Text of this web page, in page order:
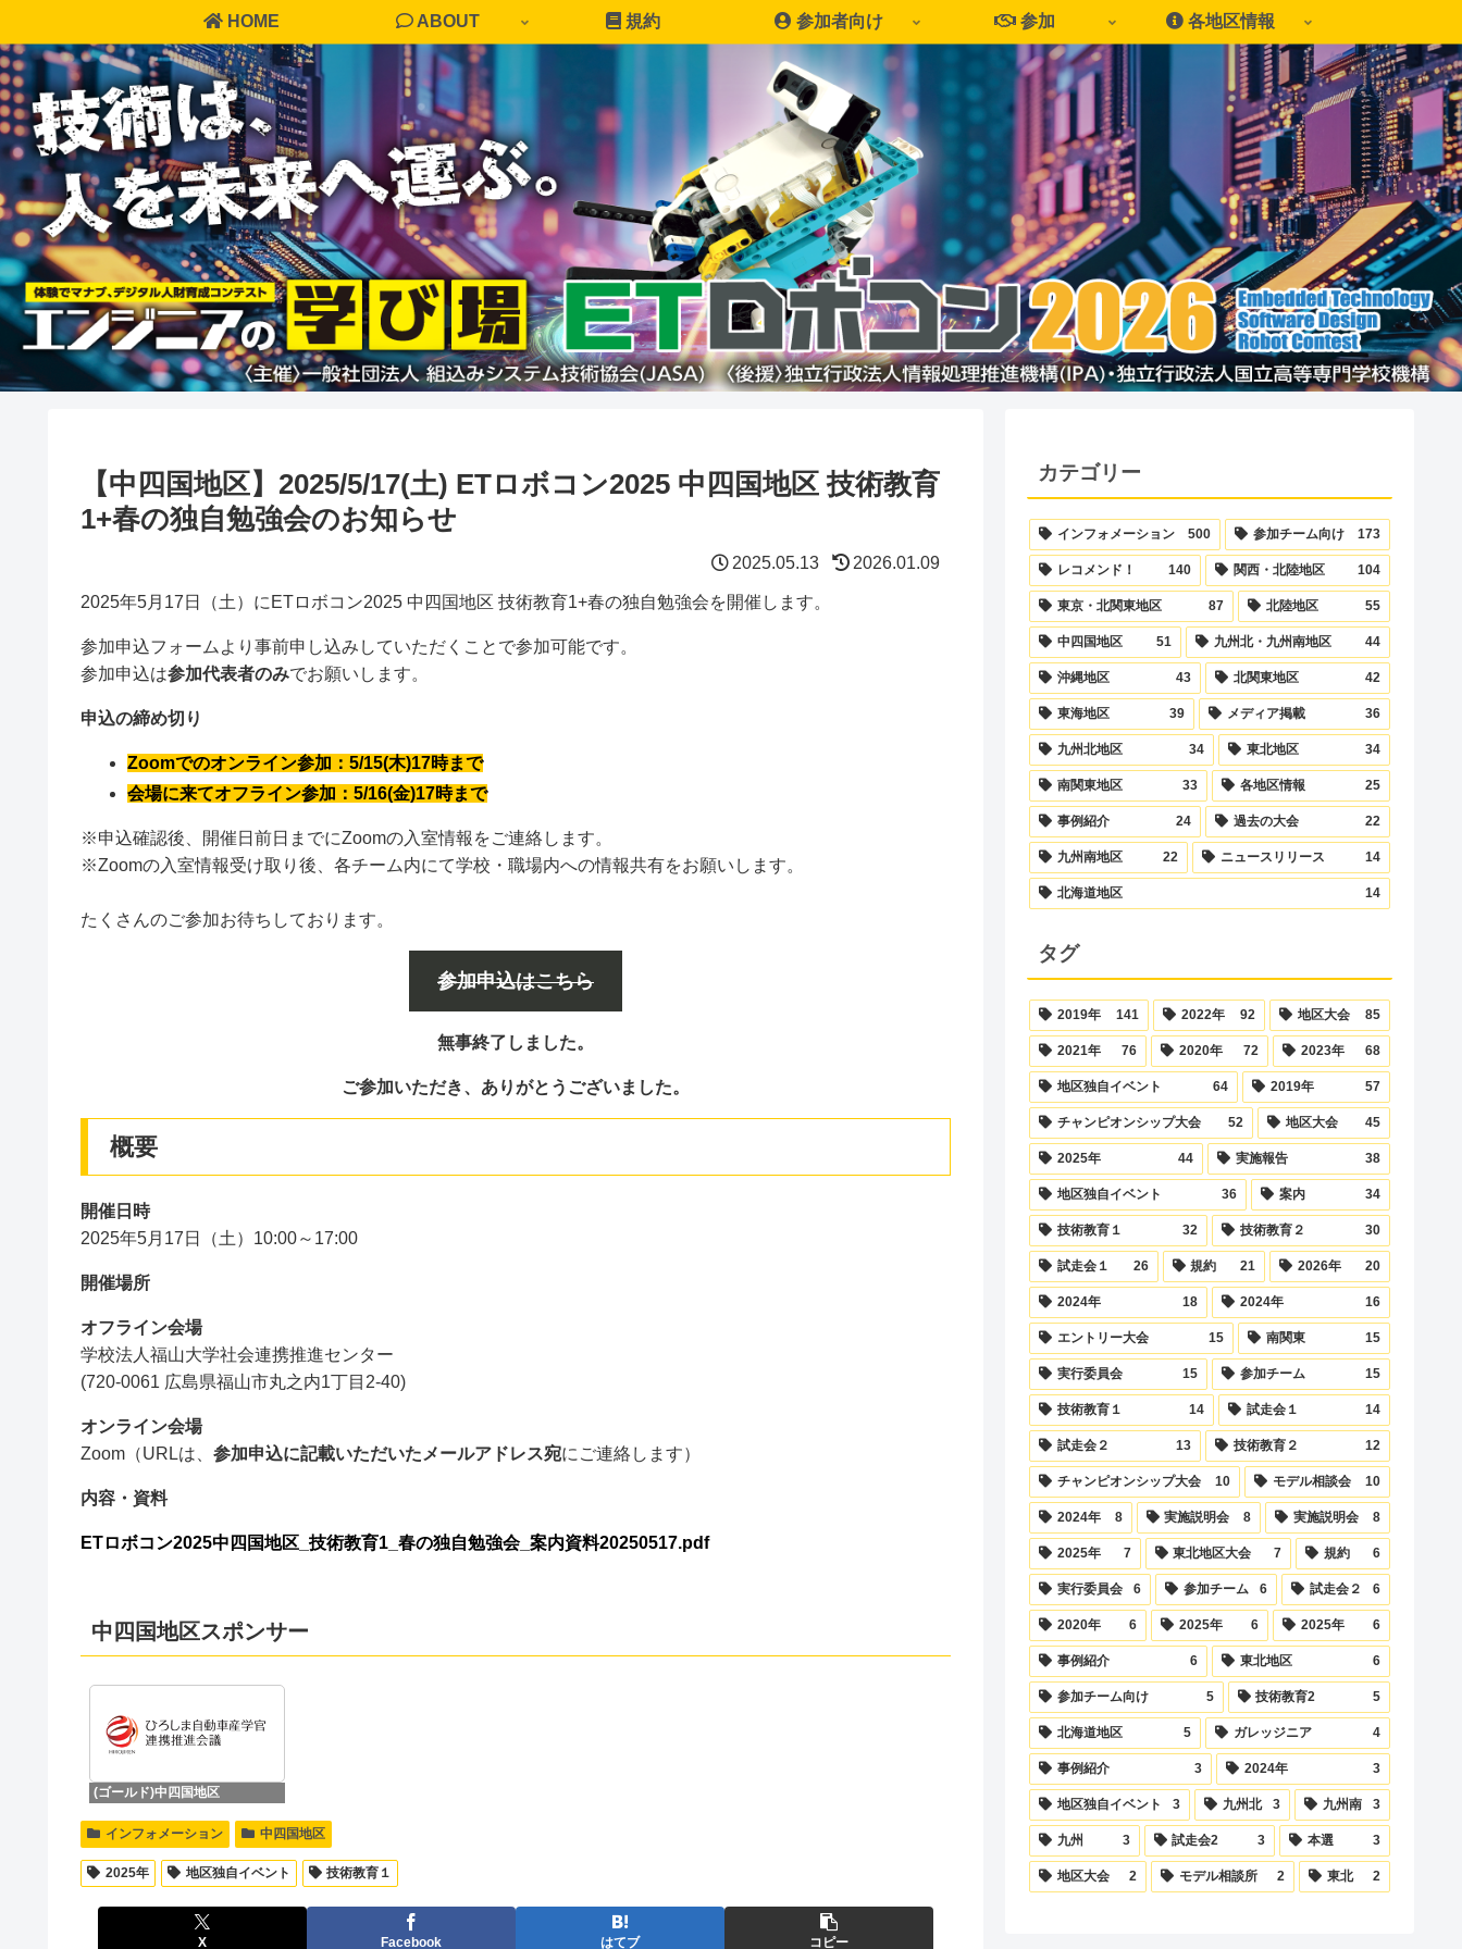
HOME ABOUT 規約 参加者向け 参加 各地区情報
【中四国地区】2025/5/17(土) ETロボコン2025 中四国地区 技術教育
1+春の独自勉強会のお知らせ
2025.05.13 2026.01.09
2025年5月17日（土）にETロボコン2025 中四国地区 技術教育1+春の独自勉強会を開催します。
参加申込フォームより事前申し込みしていただくことで参加可能です。
参加申込は参加代表者のみでお願いします。
申込の締め切り
Zoomでのオンライン参加：5/15(木)17時まで
会場に来てオフライン参加：5/16(金)17時まで
※申込確認後、開催日前日までにZoomの入室情報をご連絡します。
※Zoomの入室情報受け取り後、各チーム内にて学校・職場内への情報共有をお願いします。
たくさんのご参加お待ちしております。
参加申込はこちら
無事終了しました。
ご参加いただき、ありがとうございました。
概要
開催日時
2025年5月17日（土）10:00～17:00
開催場所
オフライン会場
学校法人福山大学社会連携推進センター
(720-0061 広島県福山市丸之内1丁目2-40)
オンライン会場
Zoom（URLは、 参加申込に記載いただいたメールアドレス宛にご連絡します）
内容・資料
ETロボコン2025中四国地区_技術教育1_春の独自勉強会_案内資料20250517.pdf
中四国地区スポンサー
(ゴールド)中四国地区
インフォメーション 中四国地区
2025年 地区独自イベント 技術教育１
X Facebook はてブ コピー
カテゴリー
インフォメーション 500 参加チーム向け 173
レコメンド！ 140 関西・北陸地区 104
東京・北関東地区 87 北陸地区 55
中四国地区 51 九州北・九州南地区 44
沖縄地区 43 北関東地区 42
東海地区 39 メディア掲載 36
九州北地区 34 東北地区 34
南関東地区 33 各地区情報 25
事例紹介 24 過去の大会 22
九州南地区 22 ニュースリリース 14
北海道地区 14
タグ
2019年 141 2022年 92 地区大会 85
2021年 76 2020年 72 2023年 68
地区独自イベント 64 2019年 57
チャンピオンシップ大会 52 地区大会 45
2025年 44 実施報告 38
地区独自イベント 36 案内 34
技術教育１ 32 技術教育２ 30
試走会１ 26 規約 21 2026年 20
2024年 18 2024年 16
エントリー大会 15 南関東 15
実行委員会 15 参加チーム 15
技術教育１ 14 試走会１ 14
試走会２ 13 技術教育２ 12
チャンピオンシップ大会 10 モデル相談会 10
2024年 8 実施説明会 8 実施説明会 8
2025年 7 東北地区大会 7 規約 6
実行委員会 6 参加チーム 6 試走会２ 6
2020年 6 2025年 6 2025年 6
事例紹介 6 東北地区 6
参加チーム向け 5 技術教育2 5
北海道地区 5 ガレッジニア 4
事例紹介 3 2024年 3
地区独自イベント 3 九州北 3 九州南 3
九州 3 試走会2 3 本選 3
地区大会 2 モデル相談所 2 東北 2